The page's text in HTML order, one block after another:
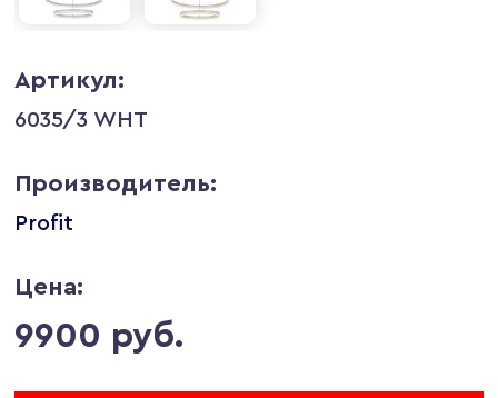
Артикул:
6035/3 WHT
Производитель:
Profit
Цена:
9900 руб.